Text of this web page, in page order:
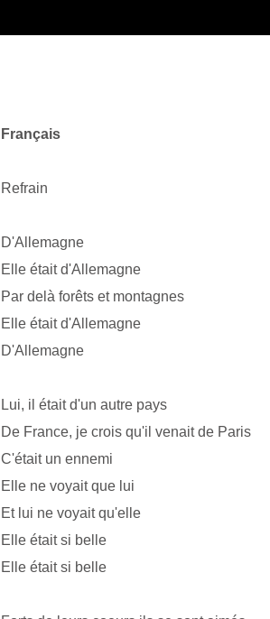
Français
Refrain
D'Allemagne
Elle était d'Allemagne
Par delà forêts et montagnes
Elle était d'Allemagne
D'Allemagne
Lui, il était d'un autre pays
De France, je crois qu'il venait de Paris
C'était un ennemi
Elle ne voyait que lui
Et lui ne voyait qu'elle
Elle était si belle
Elle était si belle